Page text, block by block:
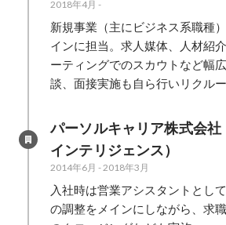
2018年4月 -
新規事業（主にビジネス系職種
インに担当。求人媒体、人材紹
ーティングでのスカウトなど幅
談、面接実施も自ら行いリクル
パーソルキャリア株式会
インテリジェンス）
2014年6月 -2018年3月
入社時は営業アシスタントとし
の調整をメインにしながら、求